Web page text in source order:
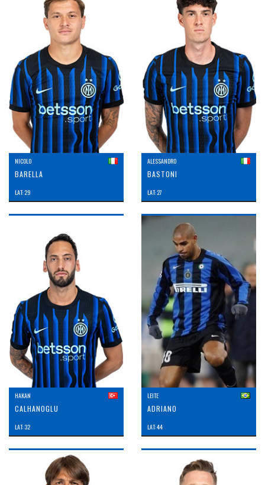
NICOLO
BARELLA
LAT: 29
ALESSANDRO
BASTONI
LAT: 27
HAKAN
CALHANOGLU
LAT: 32
LEITE
ADRIANO
LAT: 44